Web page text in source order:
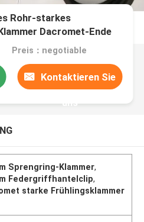
Rohr-starkes
Dacromet-Ende
Preis：negotiable
Kontaktieren Sie
uns
Sprengring-Klammer,
Federgriffhantelclip,
starke Frühlingsklammer